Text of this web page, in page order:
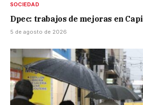
SOCIEDAD
Dpec: trabajos de mejoras en
5 de agosto de 2026